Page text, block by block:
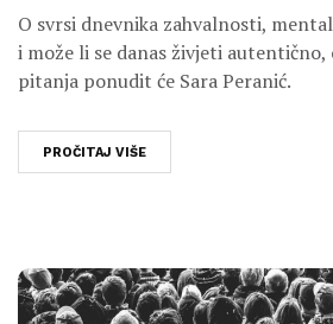
O svrsi dnevnika zahvalnosti,
i može li se danas živjeti autentično,
pitanja ponudit će Sara Peranić.
PROČITAJ VIŠE